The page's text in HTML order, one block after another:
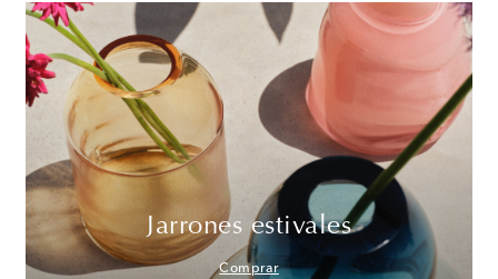
Jarrones estivales
Comprar